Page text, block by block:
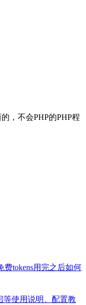
，不会PHP的PHP程
费tokens用完之后如何
等使用说明、配置教